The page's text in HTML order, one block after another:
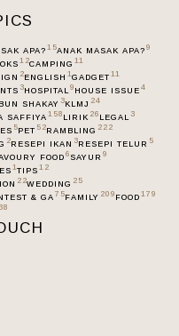
APA? 15ANAK MASAK APA? 9
12CAMPING 11
2ENGLISH 1GADGET 11
3HOSPITAL 9 HOUSE ISSUE 4
SHAKAY 3KLMJ 24
SAFFIYA 158 LIRIK 26 LEGAL 3
5PET 52RAMBLING 222
2RESEPI IKAN 3RESEPI TELUR 5
FOOD 6 SAYUR 9
1TIPS 12
22WEDDING 25
& GA 75FAMILY 209 FOOD 179